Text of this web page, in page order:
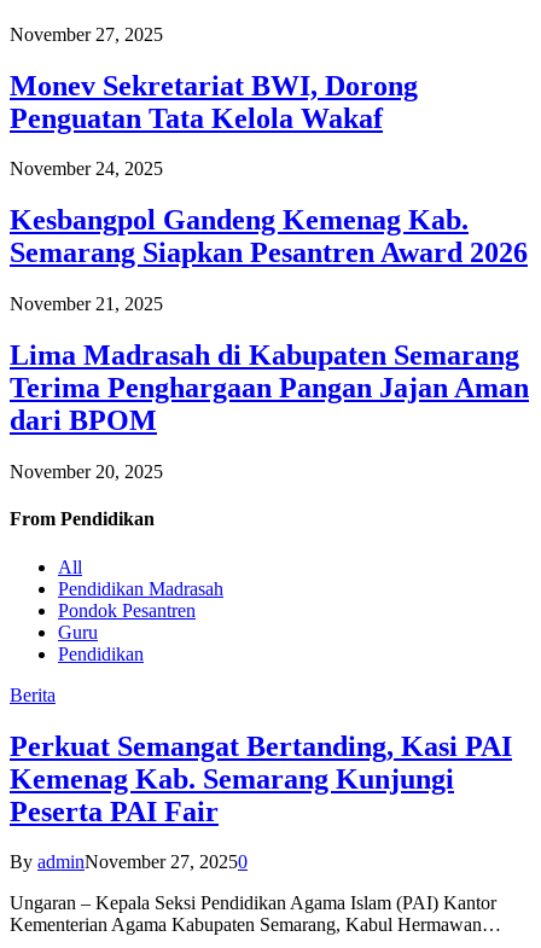
November 27, 2025
Monev Sekretariat BWI, Dorong
Penguatan Tata Kelola Wakaf
November 24, 2025
Kesbangpol Gandeng Kemenag Kab.
Semarang Siapkan Pesantren Award 2026
November 21, 2025
Lima Madrasah di Kabupaten Semarang
Terima Penghargaan Pangan Jajan Aman
dari BPOM
November 20, 2025
From Pendidikan
All
Pendidikan Madrasah
Pondok Pesantren
Guru
Pendidikan
Berita
Perkuat Semangat Bertanding, Kasi PAI
Kemenag Kab. Semarang Kunjungi
Peserta PAI Fair
By adminNovember 27, 20250
Ungaran – Kepala Seksi Pendidikan Agama Islam (PAI) Kantor
Kementerian Agama Kabupaten Semarang, Kabul Hermawan…